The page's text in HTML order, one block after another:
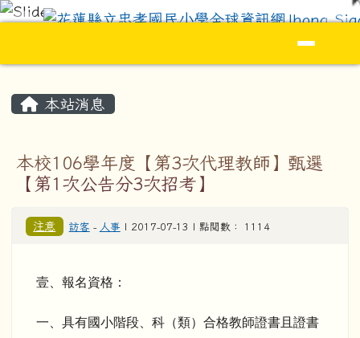
跳至主內容區
花蓮縣立忠孝國民小學全球資訊
本站消息
本校106學年度【第3次代理教師】甄選
【第1次公告分3次招考】
注意 訪客 - 人事 | 2017-07-13 | 點閱數： 1114
壹、報名資格：
一、具有國小階段、科（類）合格教師證書且證書